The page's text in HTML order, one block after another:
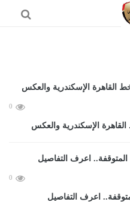
0
الإسكندرية والعكس
0
اعرف التفاصيل